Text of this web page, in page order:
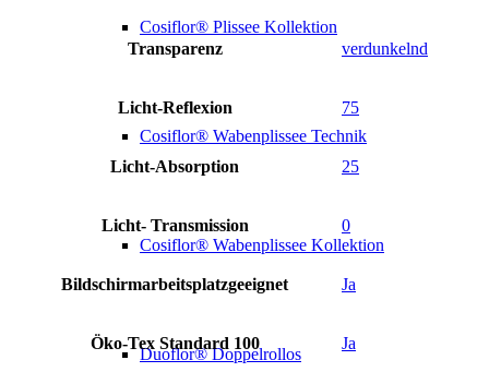
Cosiflor® Plissee Kollektion
Cosiflor® Wabenplissee Technik
Cosiflor® Wabenplissee Kollektion
Duoflor® Doppelrollos
Transparenz verdunkelnd
Licht-Reflexion 75
Licht-Absorption 25
Licht- Transmission 0
Bildschirmarbeitsplatzgeeignet Ja
Öko-Tex Standard 100 Ja